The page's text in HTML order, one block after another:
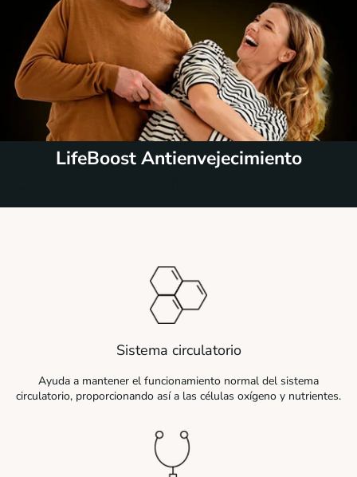
LifeBoost Antienvejecimiento
Sistema circulatorio
Ayuda a mantener el funcionamiento normal del sistema
circulatorio, proporcionando así a las células oxígeno y nutrientes.